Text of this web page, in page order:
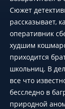
Сюжет
рассказывает,
оперативник
худшим
приходится
школьниц. В
все что
бесследно в
природной